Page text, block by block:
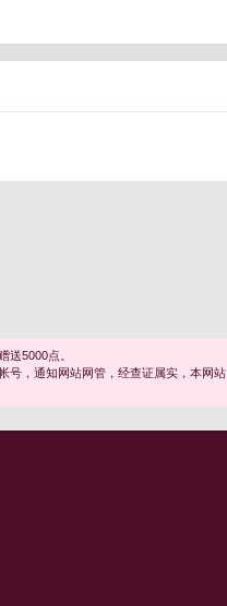
送5000点。
号，通知网站网管，经查证属实，本网站